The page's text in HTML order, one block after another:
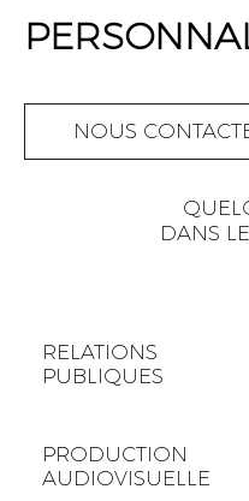
NOUS
DANS
RELATIONS
PUBLIQUES
PRODUCTION
AUDIOVISUELLE